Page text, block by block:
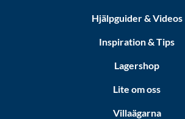
Hjälpguider & Videos
Inspiration & Tips
Lagershop
Lite om oss
Villaägarna